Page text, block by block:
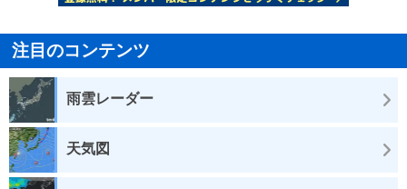
注目のコンテンツ
雨雲レーダー
天気図